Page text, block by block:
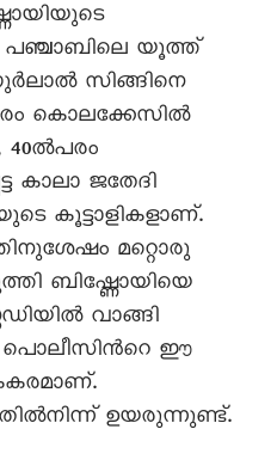
യൂത്ത്
സിങ്ങിനെ
കൊലക്കേസില്‍
40ല്‍പരം
കാലാ ജതേദി
കൂട്ടാളികളാണ്.
മറ്റൊരു
ബിഷ്ണോയിയെ
വാങ്ങി
പൊലീസിന്‍റെ ഈ
ഉയരുന്നുണ്ട്.